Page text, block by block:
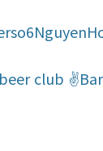
club